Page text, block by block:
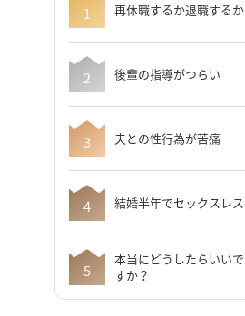
再休職するか退職するか
後輩の指導がつらい
夫との性行為が苦痛
結婚半年でセックスレス
本当にどうしたらいいで
すか？